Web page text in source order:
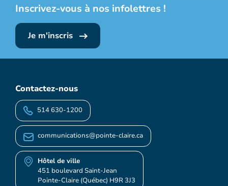
Inscrivez-vous à nos infolettres !
Je m'inscris
Contactez-nous
514 630-1200
communications@pointe-claire.ca
Hôtel de ville
451 boulevard Saint-Jean
Pointe-Claire (Québec) H9R 3J3